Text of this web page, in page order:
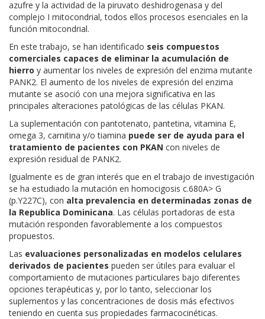
azufre y la actividad de la piruvato deshidrogenasa y del
complejo I mitocondrial, todos ellos procesos esenciales en la
función mitocondrial.
En este trabajo, se han identificado seis compuestos
comerciales capaces de eliminar la acumulación de
hierro y aumentar los niveles de expresión del enzima mutante
PANK2. El aumento de los niveles de expresión del enzima
mutante se asoció con una mejora significativa en las
principales alteraciones patológicas de las células PKAN.
La suplementación con pantotenato, pantetina, vitamina E,
omega 3, carnitina y/o tiamina puede ser de ayuda para el
tratamiento de pacientes con PKAN con niveles de
expresión residual de PANK2.
Igualmente es de gran interés que en el trabajo de investigación
se ha estudiado la mutación en homocigosis c.680A> G
(p.Y227C), con alta prevalencia en determinadas zonas de
la Republica Dominicana. Las células portadoras de esta
mutación responden favorablemente a los compuestos
propuestos.
Las evaluaciones personalizadas en modelos celulares
derivados de pacientes pueden ser útiles para evaluar el
comportamiento de mutaciones particulares bajo diferentes
opciones terapéuticas y, por lo tanto, seleccionar los
suplementos y las concentraciones de dosis más efectivos
teniendo en cuenta sus propiedades farmacocinéticas.